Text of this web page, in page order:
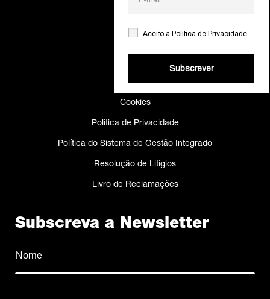
Projetos
Cookies
Política de Privacidade
Política do Sistema de Gestão Integrado
Resolução de Litígios
Livro de Reclamações
Subscreva a Newsletter
Aceito a Política de Privacidade
Subscrever